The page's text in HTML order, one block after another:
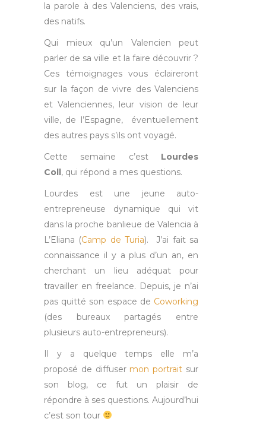
la parole à des Valenciens, des vrais,
des natifs.
Qui mieux qu’un Valencien peut
parler de sa ville et la faire découvrir ?
Ces témoignages vous éclaireront
sur la façon de vivre des Valenciens
et Valenciennes, leur vision de leur
ville, de l’Espagne, éventuellement
des autres pays s’ils ont voyagé.
Cette semaine c’est Lourdes
Coll, qui répond a mes questions.
Lourdes est une jeune auto-
entrepreneuse dynamique qui vit
dans la proche banlieue de Valencia à
L’Eliana (Camp de Turia). J’ai fait sa
connaissance il y a plus d’un an, en
cherchant un lieu adéquat pour
travailler en freelance. Depuis, je n’ai
pas quitté son espace de Coworking
(des bureaux partagés entre
plusieurs auto-entrepreneurs).
Il y a quelque temps elle m’a
proposé de diffuser mon portrait sur
son blog, ce fut un plaisir de
répondre à ses questions. Aujourd’hui
c’est son tour